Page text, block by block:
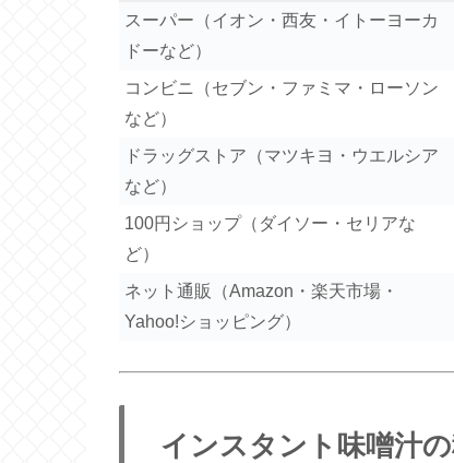
スーパー（イオン・西友・イトーヨーカ
ドーなど）
コンビニ（セブン・ファミマ・ローソン
など）
ドラッグストア（マツキヨ・ウエルシア
など）
100円ショップ（ダイソー・セリアな
ど）
ネット通販（Amazon・楽天市場・
Yahoo!ショッピング）
インスタント味噌汁